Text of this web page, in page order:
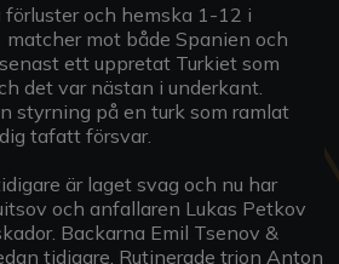
förluster och hemska 1-12 i
mot både Spanien och
ett uppretat Turkiet som
det var nästan i underkant.
styrning på en turk som ramlat
tafatt försvar.
är laget svag och nu har
och anfallaren Lukas Petkov
Backarna Emil Tsenov &
tidigare. Rutinerade trion Anton